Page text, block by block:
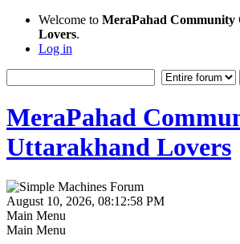
Welcome to MeraPahad
Lovers.
Log in
MeraPahad
Uttarakhand Lovers
August 10, 2026, 08:12:58 PM
Main Menu
Main Menu